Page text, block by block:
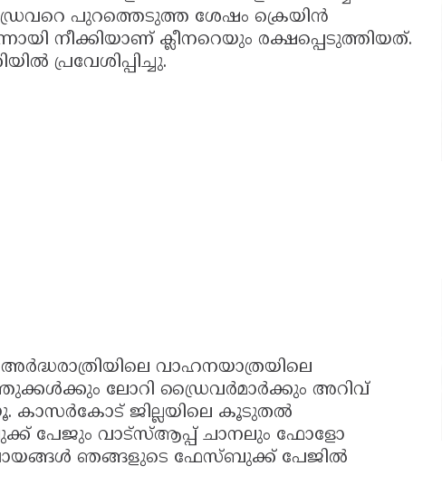
പുറത്തെടുത്ത ശേഷം ക്രെയിൻ
നീക്കിയാണ് ക്ലീനറെയും രക്ഷപ്പെടുത്തിയത്.
പ്രവേശിപ്പിച്ചു.
വാഹനയാത്രയിലെ
ലോറി ഡ്രൈവർമാർക്കും അറിവ്
കാസർകോട് ജില്ലയിലെ കൂടുതൽ
പേജും വാട്സ്ആപ്പ് ചാനലും ഫോളോ
ഞങ്ങളുടെ ഫേസ്ബുക്ക് പേജില്‍